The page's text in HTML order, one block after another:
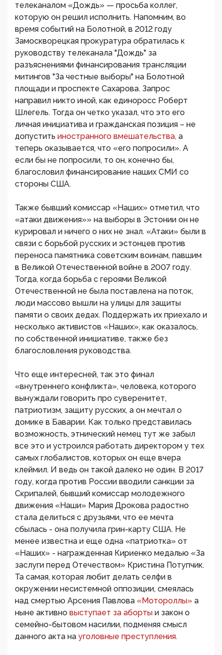
телеканалом «Дождь» — просьба коллег,
которую он решил исполнить. Напомним, во
время событий на Болотной, в 2012 году
Замоскворецкая прокуратура обратилась к
руководству телеканала "Дождь" за
разъяснениями финансирования трансляции
митингов "За честные выборы" на Болотной
площади и проспекте Сахарова. Запрос
направил никто иной, как единоросс Роберт
Шлегель. Тогда он четко указал, что это его
личная инициатива и гражданская позиция – не
допустить иностранного вмешательства, а
теперь оказывается, что «его попросили». А
если бы не попросили, то он, конечно бы,
благословил финансирование наших СМИ со
стороны США.
Также бывший комиссар «Наших» отметил, что
«атаки движения»» на выборы в Эстонии он не
курировал и ничего о них не знал. «Атаки» были в
связи с борьбой русских и эстонцев против
переноса памятника советским воинам, павшим
в Великой Отечественной войне в 2007 году.
Тогда, когда борьба с героями Великой
Отечественной не была поставлена на поток,
люди массово вышли на улицы для защиты
памяти о своих дедах. Поддержать их приехало и
несколько активистов «Наших», как оказалось,
по собственной инициативе, также без
благословления руководства.
Что еще интересней, так это финал
«внутреннего конфликта», человека, которого
вынуждали говорить про суверенитет,
патриотизм, защиту русских, а он мечтал о
домике в Баварии. Как только представилась
возможность, этнический немец тут же забыл
все это и устроился работать директором у тех
самых глобалистов, которых он еще вчера
клеймил. И ведь он такой далеко не один. В 2017
году, когда против России вводили санкции за
Скрипалей, бывший комиссар молодежного
движения «Наши» Мария Дрокова радостно
стала делиться с друзьями, что ее мечта
сбылась - она получила грин-карту США. Не
менее известна и еще одна «патриотка» от
«Наших» - награжденная Кириенко медалью «За
заслуги перед Отечеством» Кристина Потупчик.
Та самая, которая любит делать селфи в
окружении несистемной оппозиции, смеялась
над смертью Арсения Павлова «Мотороллы» а
ныне активно выступает за аборты и закон о
семейно-бытовом насилии, подменяя смысл
данного акта на уголовные преступления.